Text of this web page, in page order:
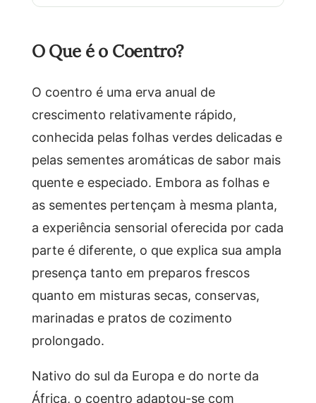
O Que é o Coentro?
O coentro é uma erva anual de
crescimento relativamente rápido,
conhecida pelas folhas verdes delicadas e
pelas sementes aromáticas de sabor mais
quente e especiado. Embora as folhas e
as sementes pertençam à mesma planta,
a experiência sensorial oferecida por cada
parte é diferente, o que explica sua ampla
presença tanto em preparos frescos
quanto em misturas secas, conservas,
marinadas e pratos de cozimento
prolongado.
Nativo do sul da Europa e do norte da
África, o coentro adaptou-se com